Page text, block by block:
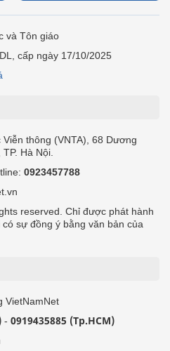
và Tôn giáo
cấp ngày 17/10/2025
thông (VNTA), 68 Dương
Hà Nội.
0923457788
reserved. Chỉ được phát hành
sự đồng ý bằng văn bản của
VietNamNet
- 0919435885 (Tp.HCM)